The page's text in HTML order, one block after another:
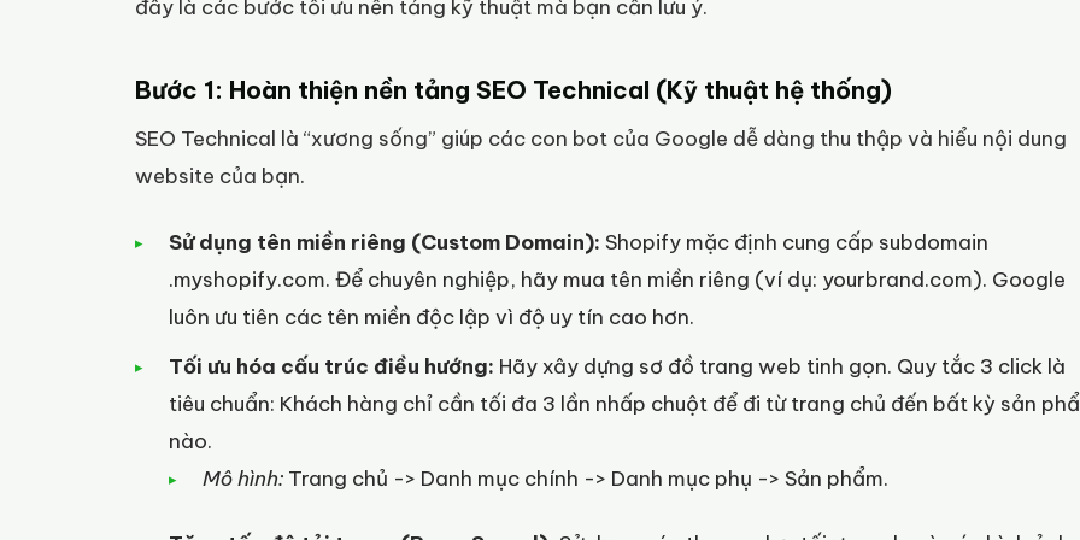
đây là các bước tối ưu nền tảng kỹ thuật mà bạn cần lưu ý.
Bước 1: Hoàn thiện nền tảng SEO Technical (Kỹ thuật hệ thống)
SEO Technical là “xương sống” giúp các con bot của Google dễ dàng thu thập và hiểu nội dung
website của bạn.
Sử dụng tên miền riêng (Custom Domain): Shopify mặc định cung cấp subdomain
.myshopify.com. Để chuyên nghiệp, hãy mua tên miền riêng (ví dụ: yourbrand.com). Google
luôn ưu tiên các tên miền độc lập vì độ uy tín cao hơn.
Tối ưu hóa cấu trúc điều hướng: Hãy xây dựng sơ đồ trang web tinh gọn. Quy tắc 3 click là
tiêu chuẩn: Khách hàng chỉ cần tối đa 3 lần nhấp chuột để đi từ trang chủ đến bất kỳ sản
nào.
Mô hình: Trang chủ -> Danh mục chính -> Danh mục phụ -> Sản phẩm.